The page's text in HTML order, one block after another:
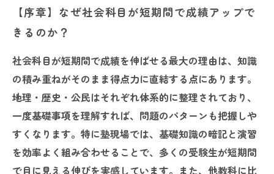
科目の特性とは？
【結論】社会科目NO1即効成績アップ法と受験
生の成功事例紹介
単科目で得点力アップ！社会が短期間で伸びる
秘密を徹底解説
受験生必見！最短で社会の成績を伸ばすための
具体的な対策法
【序章】なぜ社会科目が短期間で成績アップで
きるのか？
社会科目が短期間で成績を伸ばせる最大の理由は、知識
の積み重ねがそのまま得点力に直結する点にあります。
地理・歴史・公民はそれぞれ体系的に整理されており、
一度基礎事項を理解すれば、問題のパターンも把握しや
すくなります。特に塾現場では、基礎知識の暗記と演習
を効率よく組み合わせることで、多くの受験生が短期間
で目に見える伸びを実感しています。また、他教科に比